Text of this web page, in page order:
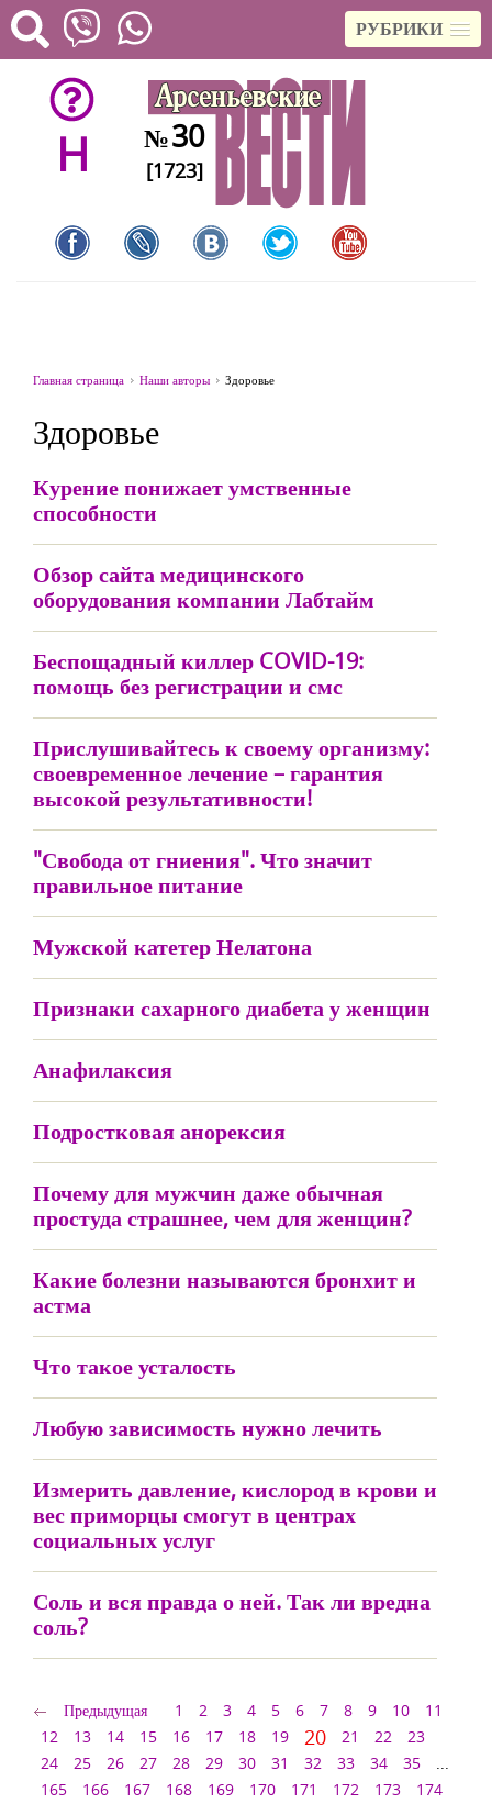
РУБРИКИ
H №30
[1723]
Главная страница Наши авторы Здоровье
Здоровье
Курение понижает умственные
способности
Обзор сайта медицинского
оборудования компании Лабтайм
Беспощадный киллер COVID-19:
помощь без регистрации и смс
Прислушивайтесь к своему организму:
своевременное лечение – гарантия
высокой результативности!
"Свобода от гниения". Что значит
правильное питание
Мужской катетер Нелатона
Признаки сахарного диабета у женщин
Анафилаксия
Подростковая анорексия
Почему для мужчин даже обычная
простуда страшнее, чем для женщин?
Какие болезни называются бронхит и
астма
Что такое усталость
Любую зависимость нужно лечить
Измерить давление, кислород в крови и
вес приморцы смогут в центрах
социальных услуг
Соль и вся правда о ней. Так ли вредна
соль?
Предыдущая 1 2 3 4 5 6 7 8 9 10
11
12
13 14 15 16 17 18 19 20 21 22
23
24
25 26 27 28 29 30 31 32 33 34 35
...
165
166 167 168 169 170 171 172 173
174